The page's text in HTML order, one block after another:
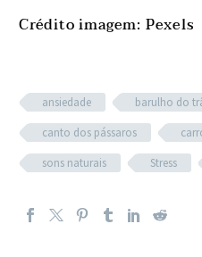
Crédito imagem: Pexels
ansiedade
barulho do
canto dos pássaros
sons naturais
Stress